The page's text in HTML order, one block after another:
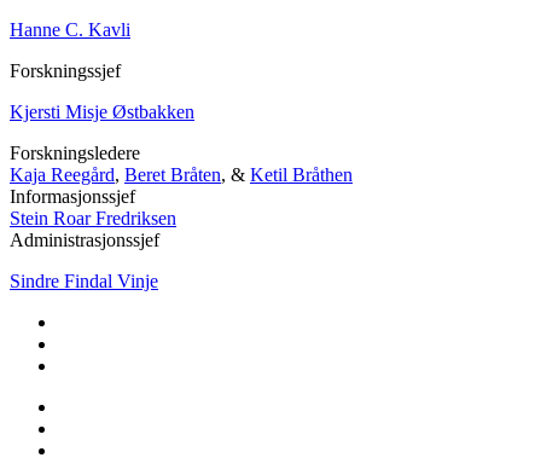
Hanne C. Kavli
Forskningssjef
Kjersti Misje Østbakken
Forskningsledere
Kaja Reegård, Beret Bråten, & Ketil Bråthen
Informasjonssjef
Stein Roar Fredriksen
Administrasjonssjef
Sindre Findal Vinje